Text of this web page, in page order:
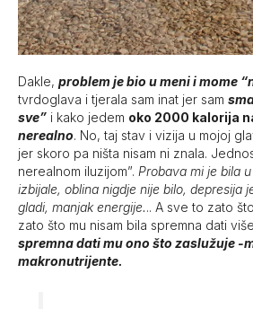
Dakle, problem je bio u meni i mome
tvrdoglava i tjerala sam inat jer sam
sve” i kako jedem oko 2000 kalorija
nerealno. No, taj stav i vizija u mojoj
jer skoro pa ništa nisam ni znala.
nerealnom iluzijom”. Probava mi je bila
izbijale, oblina nigdje nije bilo, depresija
gladi, manjak energije... A sve to zato
zato što mu nisam bila spremna dati
spremna dati mu ono što zaslužuje -
makronutrijente.